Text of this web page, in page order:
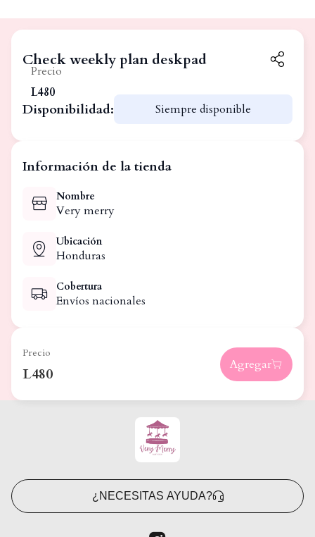
Check weekly plan deskpad
Precio
L480
Disponibilidad: Siempre disponible
Información de la tienda
Nombre
Very merry
Ubicación
Honduras
Cobertura
Envíos nacionales
Precio
L480
Agregar
¿NECESITAS AYUDA?